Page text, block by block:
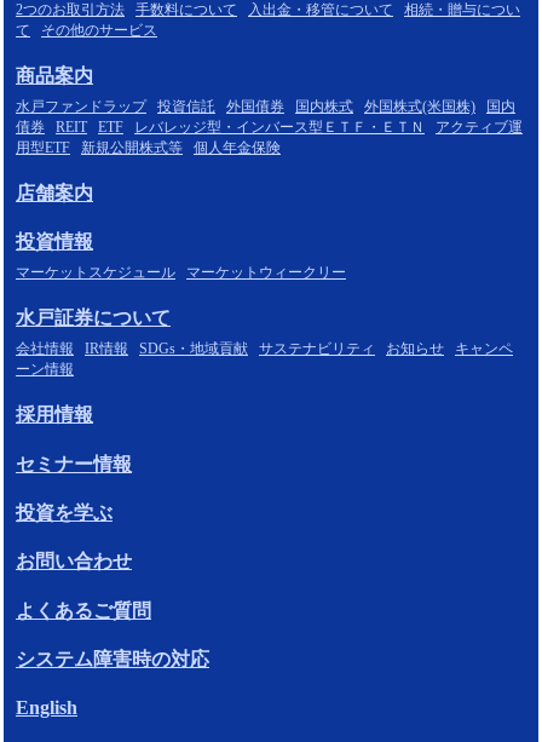
2つのお取引方法 手数料について 入出金・移管について
相続・贈与につい
て
その他のサービス
商品案内
水戸ファンドラップ 投資信託 外国債券 国内株式 外国株式(米国株)
国内
債券
REIT ETF レバレッジ型・インバース型ＥＴＦ・ＥＴＮ
アクティブ運
用型ETF
新規公開株式等 個人年金保険
店舗案内
投資情報
マーケットスケジュール マーケットウィークリー
水戸証券について
会社情報 IR情報 SDGs・地域貢献 サステナビリティ お知らせ
キャンペ
ーン情報
採用情報
セミナー情報
投資を学ぶ
お問い合わせ
よくあるご質問
システム障害時の対応
English